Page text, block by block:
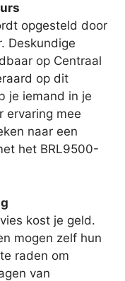
opgesteld door
Deskundige
op Centraal
op dit
je iemand in je
ervaring mee
naar een
het BRL9500-
kost je geld.
mogen zelf hun
raden om
van